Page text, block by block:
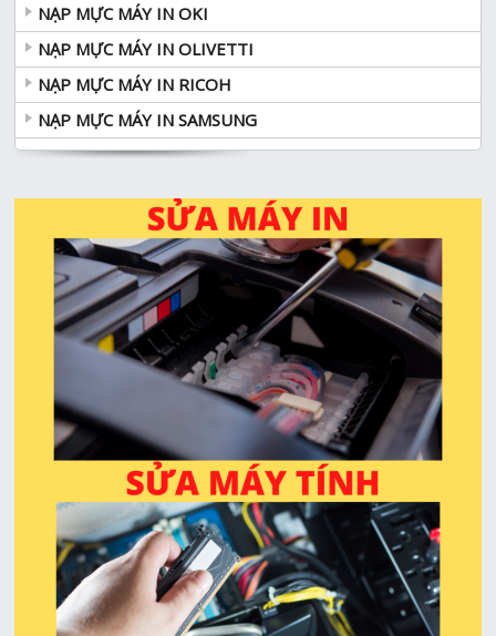
NẠP MỰC MÁY IN OKI
NẠP MỰC MÁY IN OLIVETTI
NẠP MỰC MÁY IN RICOH
NẠP MỰC MÁY IN SAMSUNG